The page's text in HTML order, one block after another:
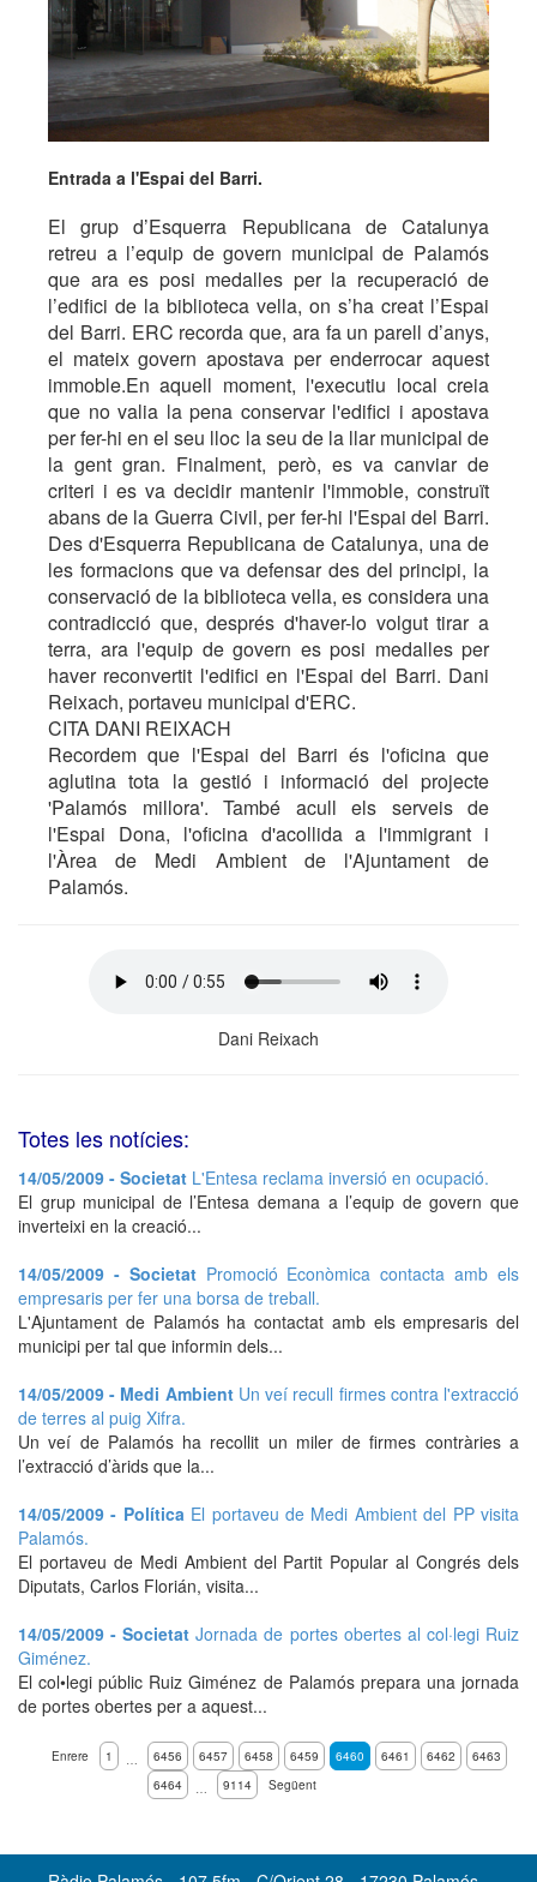
Entrada a l'Espai del Barri.
El grup d’Esquerra Republicana de Catalunya
retreu a l’equip de govern municipal de Palamós
que ara es posi medalles per la recuperació de
l’edifici de la biblioteca vella, on s’ha creat l’Espai
del Barri. ERC recorda que, ara fa un parell d’anys,
el mateix govern apostava per enderrocar aquest
immoble.En aquell moment, l'executiu local creia
que no valia la pena conservar l'edifici i apostava
per fer-hi en el seu lloc la seu de la llar municipal de
la gent gran. Finalment, però, es va canviar de
criteri i es va decidir mantenir l'immoble, construït
abans de la Guerra Civil, per fer-hi l'Espai del Barri.
Des d'Esquerra Republicana de Catalunya, una de
les formacions que va defensar des del principi, la
conservació de la biblioteca vella, es considera una
contradicció que, després d'haver-lo volgut tirar a
terra, ara l'equip de govern es posi medalles per
haver reconvertit l'edifici en l'Espai del Barri. Dani
Reixach, portaveu municipal d'ERC.
CITA DANI REIXACH
Recordem que l'Espai del Barri és l'oficina que
aglutina tota la gestió i informació del projecte
'Palamós millora'. També acull els serveis de
l'Espai Dona, l'oficina d'acollida a l'immigrant i
l'Àrea de Medi Ambient de l'Ajuntament de
Palamós.
Dani Reixach
Totes les notícies:
14/05/2009 - Societat L'Entesa reclama inversió en ocupació.
El grup municipal de l’Entesa demana a l’equip de govern que
inverteixi en la creació...
14/05/2009 - Societat Promoció Econòmica contacta amb els
empresaris per fer una borsa de treball.
L'Ajuntament de Palamós ha contactat amb els empresaris del
municipi per tal que informin dels...
14/05/2009 - Medi Ambient Un veí recull firmes contra l'extracció
de terres al puig Xifra.
Un veí de Palamós ha recollit un miler de firmes contràries a
l’extracció d’àrids que la...
14/05/2009 - Política El portaveu de Medi Ambient del PP visita
Palamós.
El portaveu de Medi Ambient del Partit Popular al Congrés dels
Diputats, Carlos Florián, visita...
14/05/2009 - SocietatJornada de portes obertes al col·legi Ruiz
Giménez.
El col•legi públic Ruiz Giménez de Palamós prepara una jornada
de portes obertes per a aquest...
Enrere 1 … 6456 6457 6458 6459 6460 6461 6462
6463
6464
… 9114 Següent